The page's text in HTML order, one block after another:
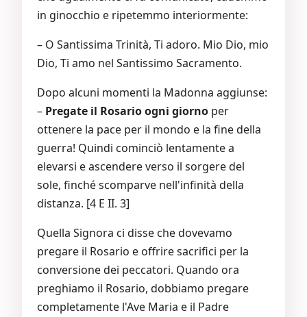
in ginocchio e ripetemmo interiormente:
– O Santissima Trinità, Ti adoro. Mio Dio, mio
Dio, Ti amo nel Santissimo Sacramento.
Dopo alcuni momenti la Madonna aggiunse:
– Pregate il Rosario ogni giornoper
ottenere la pace per il mondo e la fine della
guerra! Quindi cominciò lentamente a
elevarsi e ascendere verso il sorgere del
sole, finché scomparve nell'infinità della
distanza. [4 E II. 3]
Quella Signora ci disse che dovevamo
pregare il Rosario e offrire sacrifici per la
conversione dei peccatori. Quando ora
preghiamo il Rosario, dobbiamo pregare
completamente l'Ave Maria e il Padre